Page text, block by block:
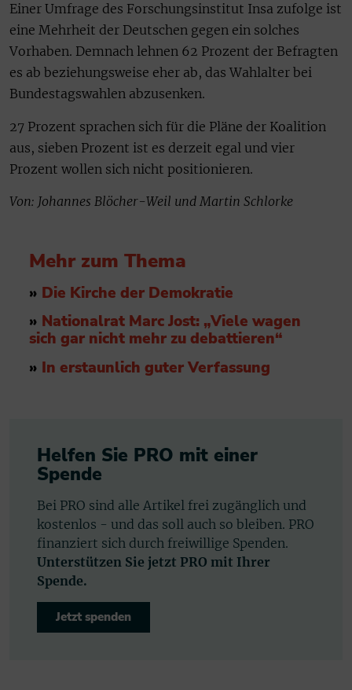
Einer Umfrage des Forschungsinstitut Insa zufolge ist
eine Mehrheit der Deutschen gegen ein solches
Vorhaben. Demnach lehnen 62 Prozent der Befragten
es ab beziehungsweise eher ab, das Wahlalter bei
Bundestagswahlen abzusenken.
27 Prozent sprachen sich für die Pläne der Koalition
aus, sieben Prozent ist es derzeit egal und vier
Prozent wollen sich nicht positionieren.
Von: Johannes Blöcher-Weil und Martin Schlorke
Mehr zum Thema
» Die Kirche der Demokratie
» Nationalrat Marc Jost: „Viele wagen
sich gar nicht mehr zu debattieren“
» In erstaunlich guter Verfassung
Helfen Sie PRO mit einer
Spende
Bei PRO sind alle Artikel frei zugänglich und
kostenlos - und das soll auch so bleiben. PRO
finanziert sich durch freiwillige Spenden.
Unterstützen Sie jetzt PRO mit Ihrer
Spende.
Jetzt spenden